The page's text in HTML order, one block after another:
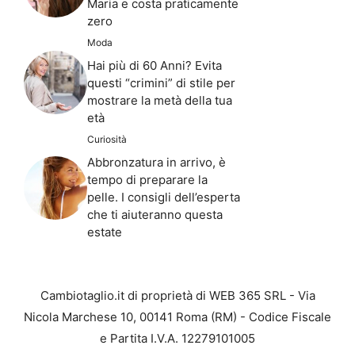
Maria e costa praticamente
zero
Moda
Hai più di 60 Anni? Evita
questi “crimini” di stile per
mostrare la metà della tua
età
Curiosità
Abbronzatura in arrivo, è
tempo di preparare la
pelle. I consigli dell’esperta
che ti aiuteranno questa
estate
Cambiotaglio.it di proprietà di WEB 365 SRL - Via
Nicola Marchese 10, 00141 Roma (RM) - Codice Fiscale
e Partita I.V.A. 12279101005